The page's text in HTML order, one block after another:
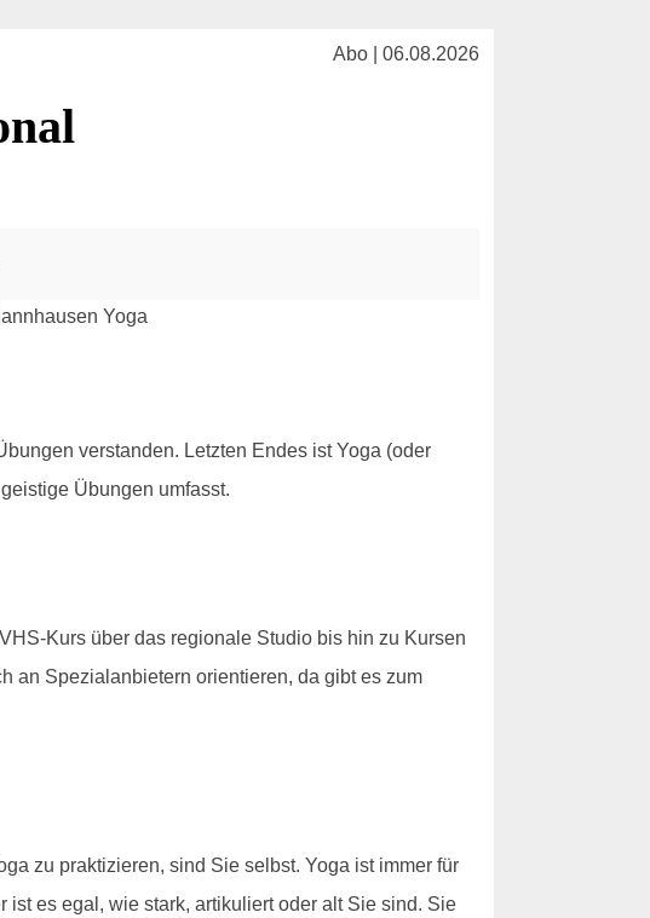
Abo | 06.08.2026
verstanden. Letzten Endes ist Yoga (oder
Übungen umfasst.
Kurs über das regionale Studio bis hin zu Kursen
an Spezialanbietern orientieren, da gibt es zum
zu praktizieren, sind Sie selbst. Yoga ist immer für
es egal, wie stark, artikuliert oder alt Sie sind. Sie